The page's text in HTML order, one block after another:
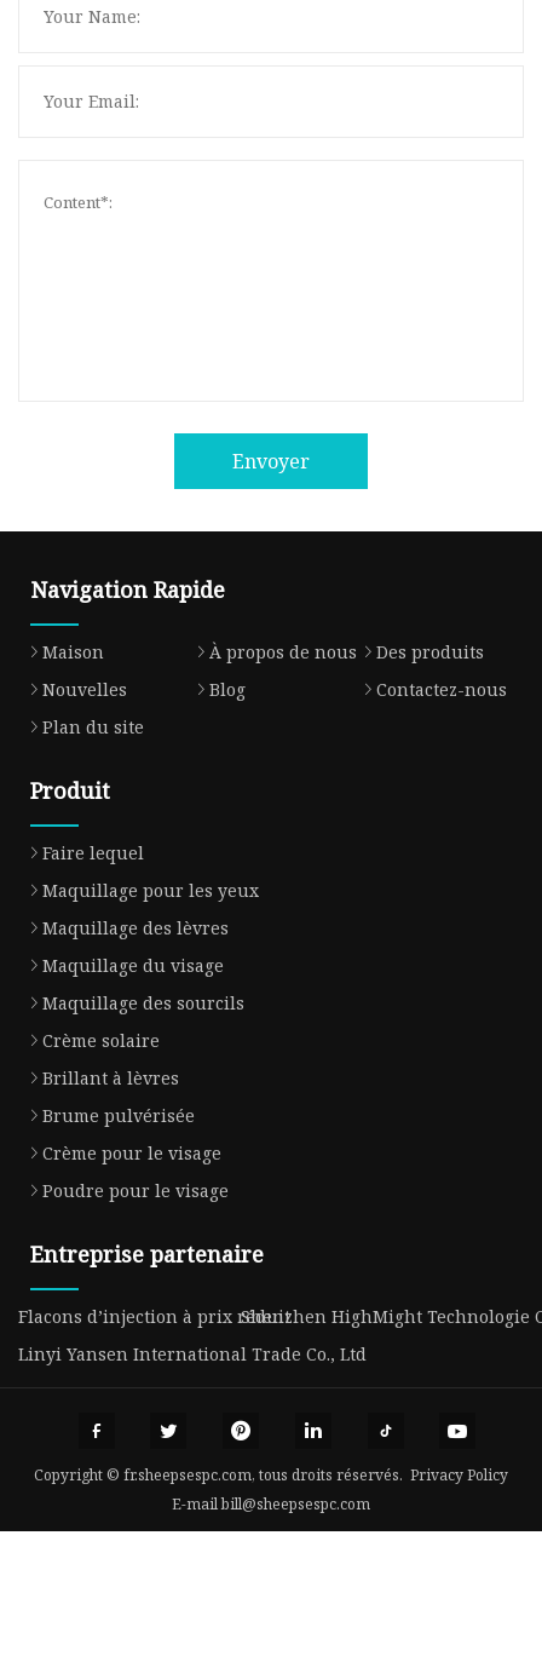
Envoyer
Navigation Rapide
Maison À propos de nous
Des produits
Nouvelles
Blog
Contactez-nous
Plan du site
Produit
Faire lequel
Maquillage pour les yeux
Maquillage des lèvres
Maquillage du visage
Maquillage des sourcils
Crème solaire
Brillant à lèvres
Brume pulvérisée
Crème pour le visage
Poudre pour le visage
Entreprise partenaire
Flacons d’injection à prix réduitShenzhen HighMight Technologie
Linyi Yansen International Trade Co., Ltd
Copyright © fr.sheepsespc.com, tous droits réservés. Privacy Policy
E-mailbill@sheepsespc.com